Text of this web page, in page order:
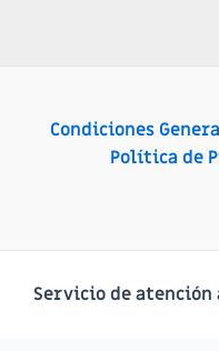
Condiciones
Política de
Servicio de